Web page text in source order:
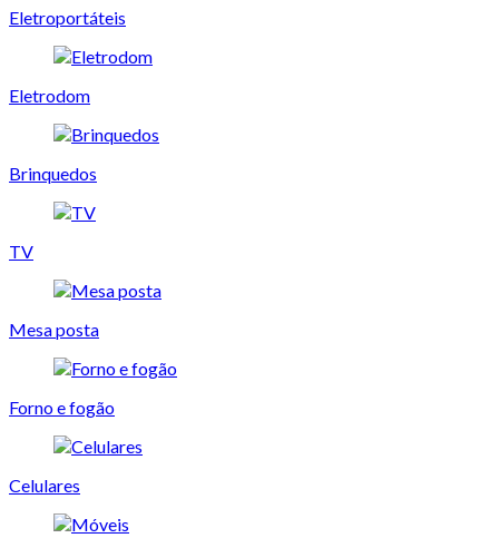
Eletroportáteis
Eletrodom
Brinquedos
TV
Mesa posta
Forno e fogão
Celulares